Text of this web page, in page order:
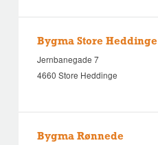
Bygma Store Heddinge
Jernbanegade 7
4660 Store Heddinge
Bygma Rønnede